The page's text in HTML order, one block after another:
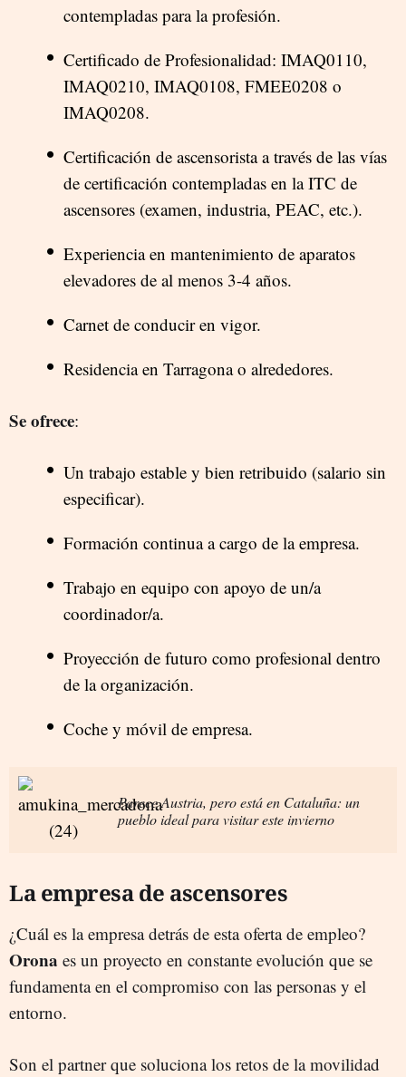
contempladas para la profesión.
Certificado de Profesionalidad: IMAQ0110,
IMAQ0210, IMAQ0108, FMEE0208 o
IMAQ0208.
Certificación de ascensorista a través de las vías
de certificación contempladas en la ITC de
ascensores (examen, industria, PEAC, etc.).
Experiencia en mantenimiento de aparatos
elevadores de al menos 3-4 años.
Carnet de conducir en vigor.
Residencia en Tarragona o alrededores.
Se ofrece:
Un trabajo estable y bien retribuido (salario sin
especificar).
Formación continua a cargo de la empresa.
Trabajo en equipo con apoyo de un/a
coordinador/a.
Proyección de futuro como profesional dentro
de la organización.
Coche y móvil de empresa.
Parece Austria, pero está en Cataluña: un
pueblo ideal para visitar este invierno
La empresa de ascensores
¿Cuál es la empresa detrás de esta oferta de empleo?
Orona es un proyecto en constante evolución que se
fundamenta en el compromiso con las personas y el
entorno.
Son el partner que soluciona los retos de la movilidad